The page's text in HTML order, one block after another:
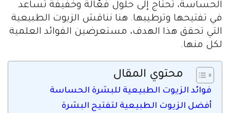
الحساسة، تحتاج إلى حلول فعّالة وخفيفة تساعد
في تفتيحها وترطيبها. هنا نناقش الزيوت الطبيعية
التي تحقق هذا الهدف، مستعرضين الفوائد العلمية
لكل منها.
محتوي المقال
فوائد الزيوت الطبيعية للبشرة الحساسة
أفضل الزيوت الطبيعية لتفتيح البشرة